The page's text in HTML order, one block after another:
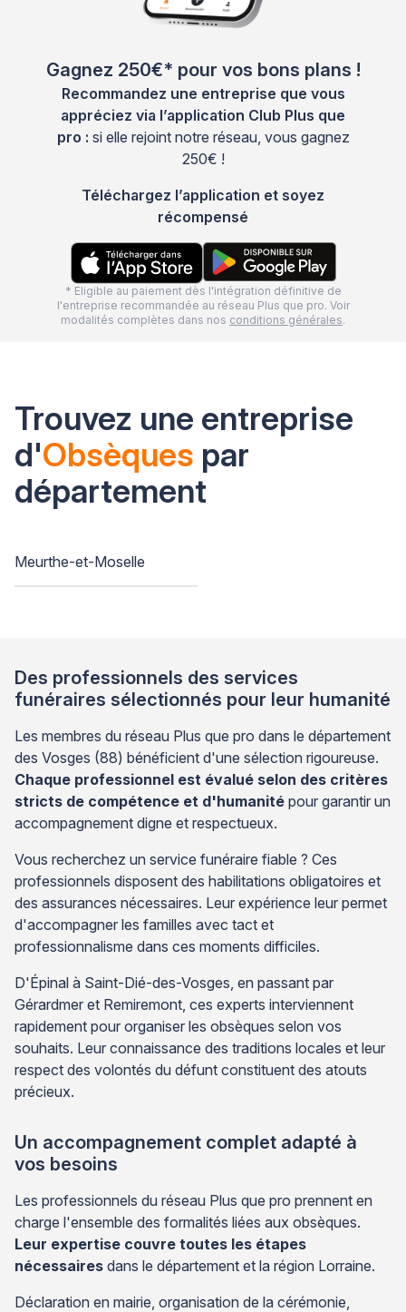
Gagnez 250€* pour vos bons plans !
Recommandez une entreprise que vous
appréciez via l’application Club Plus que
pro : si elle rejoint notre réseau, vous gagnez
250€ !
Téléchargez l’application et soyez
récompensé
* Eligible au paiement dès l'intégration définitive de
l'entreprise recommandée au réseau Plus que pro. Voir
modalités complètes dans nos conditions générales.
Trouvez une entreprise
d'Obsèques par
département
Meurthe-et-Moselle
Des professionnels des services
funéraires sélectionnés pour leur humanité
Les membres du réseau Plus que pro dans le département
des Vosges (88) bénéficient d'une sélection rigoureuse.
Chaque professionnel est évalué selon des critères
stricts de compétence et d'humanité pour garantir un
accompagnement digne et respectueux.
Vous recherchez un service funéraire fiable ? Ces
professionnels disposent des habilitations obligatoires et
des assurances nécessaires. Leur expérience leur permet
d'accompagner les familles avec tact et
professionnalisme dans ces moments difficiles.
D'Épinal à Saint-Dié-des-Vosges, en passant par
Gérardmer et Remiremont, ces experts interviennent
rapidement pour organiser les obsèques selon vos
souhaits. Leur connaissance des traditions locales et leur
respect des volontés du défunt constituent des atouts
précieux.
Un accompagnement complet adapté à
vos besoins
Les professionnels du réseau Plus que pro prennent en
charge l'ensemble des formalités liées aux obsèques.
Leur expertise couvre toutes les étapes
nécessaires dans le département et la région Lorraine.
Déclaration en mairie, organisation de la cérémonie,